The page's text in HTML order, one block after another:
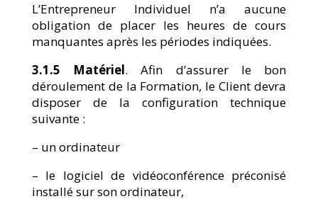
L’Entrepreneur Individuel n’a aucune
obligation de placer les heures de cours
manquantes après les périodes indiquées.
3.1.5 Matériel. Afin d’assurer le bon
déroulement de la Formation, le Client devra
disposer de la configuration technique
suivante :
– un ordinateur
– le logiciel de vidéoconférence préconisé
installé sur son ordinateur,